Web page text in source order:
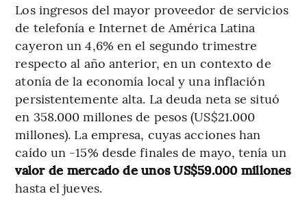
Los ingresos del mayor proveedor de servicios
de telefonía e Internet de América Latina
cayeron un 4,6% en el segundo trimestre
respecto al año anterior, en un contexto de
atonía de la economía local y una inflación
persistentemente alta. La deuda neta se situó
en 358.000 millones de pesos (US$21.000
millones). La empresa, cuyas acciones han
caído un -15% desde finales de mayo, tenía un
valor de mercado de unos US$59.000 millones
hasta el jueves.